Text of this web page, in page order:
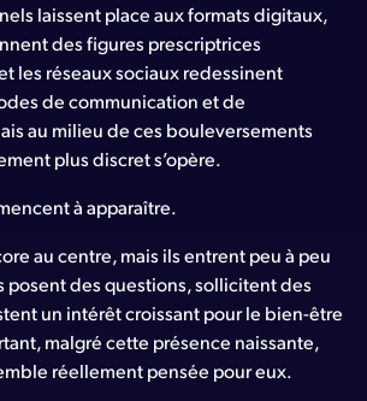
laissent place aux formats digitaux,
des figures prescriptrices
les réseaux sociaux redessinent
de communication et de
au milieu de ces bouleversements
plus discret s’opère.
à apparaître.
au centre, mais ils entrent peu à peu
posent des questions, sollicitent des
un intérêt croissant pour le bien-être
malgré cette présence naissante,
réellement pensée pour eux.